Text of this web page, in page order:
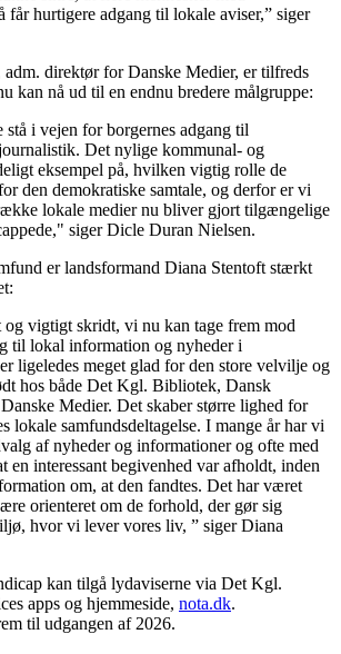
får hurtigere adgang til lokale aviser,” siger
direktør for Danske Medier, er tilfreds
kan nå ud til en endnu bredere målgruppe:
i vejen for borgernes adgang til
Det nylige kommunal- og
eksempel på, hvilken vigtig rolle de
den demokratiske samtale, og derfor er vi
lokale medier nu bliver gjort tilgængelige
siger Dicle Duran Nielsen.
er landsformand Diana Stentoft stærkt
og vigtigt skridt, vi nu kan tage frem mod
til lokal information og nyheder i
ligeledes meget glad for den store velvilje og
hos både Det Kgl. Bibliotek, Dansk
Medier. Det skaber større lighed for
lokale samfundsdeltagelse. I mange år har vi
af nyheder og informationer og ofte med
en interessant begivenhed var afholdt, inden
om, at den fandtes. Det har været
orienteret om de forhold, der gør sig
hvor vi lever vores liv, ” siger Diana
kan tilgå lydaviserne via Det Kgl.
apps og hjemmeside, nota.dk.
til udgangen af 2026.